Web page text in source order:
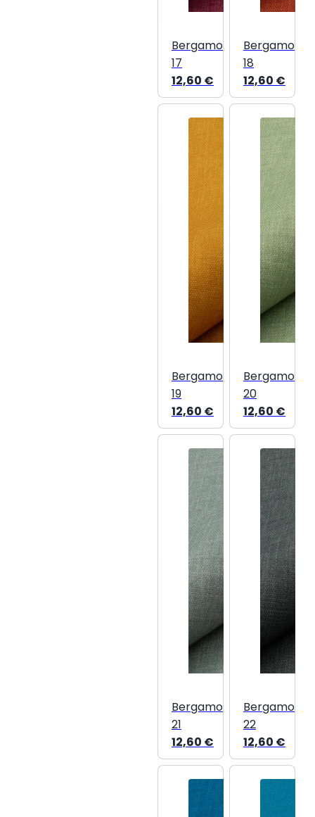
Bergamo
17
12,60 €
Bergamo
18
12,60 €
Bergamo
19
12,60 €
Bergamo
20
12,60 €
Bergamo
21
12,60 €
Bergamo
22
12,60 €